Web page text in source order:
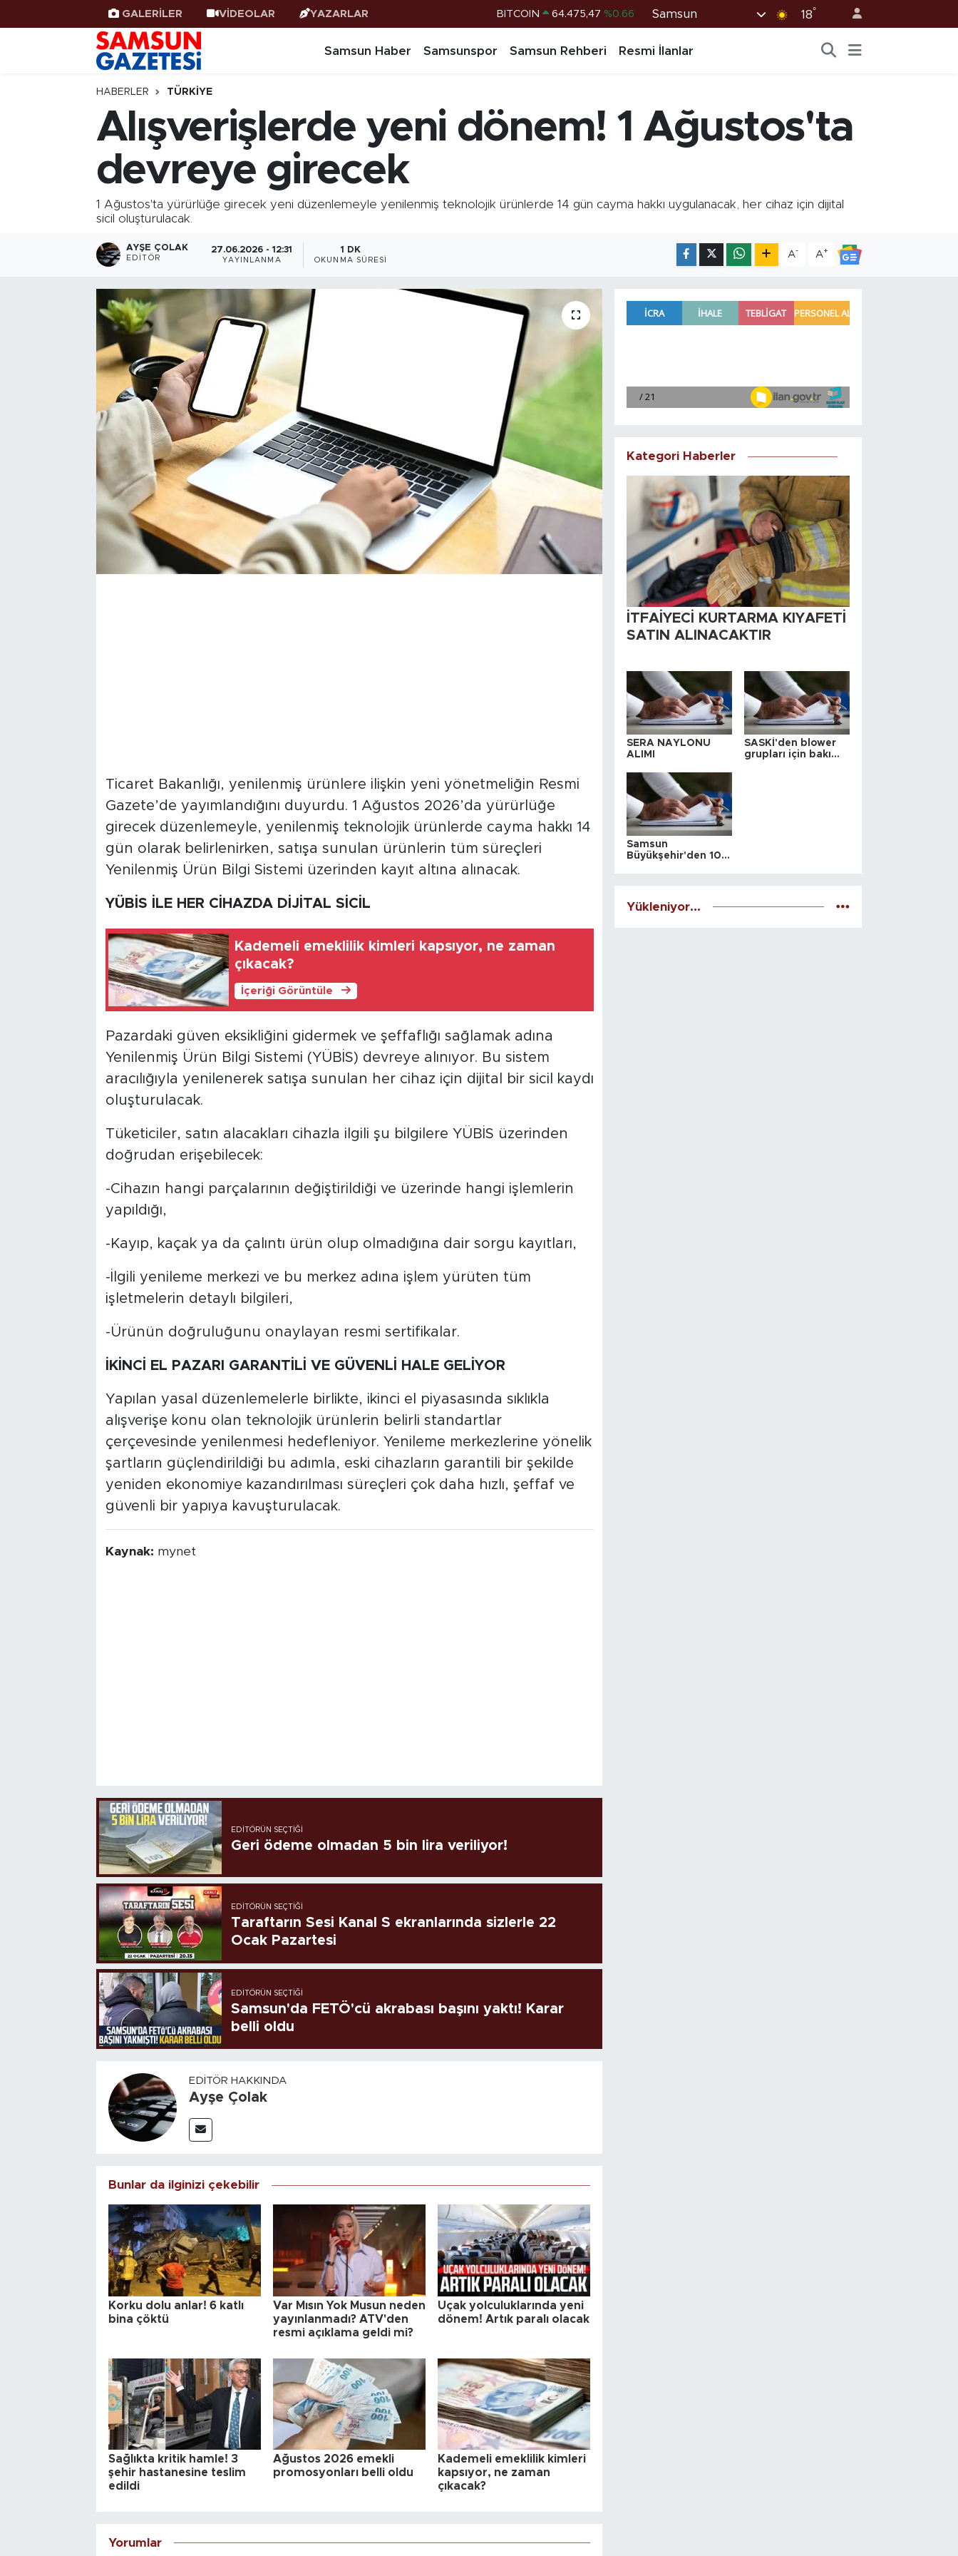
GALERİLER VİDEOLAR YAZARLAR DOLAR 47,5971 %0.05
BİST100 13.703 %0
BITCOIN 64.475,47 %0.66
Samsun 18°
Samsun Haber Samsunspor Samsun Rehberi Resmi İlanlar
HABERLER TÜRKIYE
Alışverişlerde yeni dönem! 1 Ağustos'ta
devreye girecek
1 Ağustos'ta yürürlüğe girecek yeni düzenlemeyle yenilenmiş teknolojik ürünlerde 14 gün cayma hakkı uygulanacak, her cihaz için dijital
sicil oluşturulacak.
AYŞE ÇOLAK
EDITÖR
27.06.2026 - 12:31
YAYINLANMA
1 DK
OKUNMA SÜRESI
A- A+
Ticaret Bakanlığı, yenilenmiş ürünlere ilişkin yeni yönetmeliğin Resmi
Gazete’de yayımlandığını duyurdu. 1 Ağustos 2026’da yürürlüğe
girecek düzenlemeyle, yenilenmiş teknolojik ürünlerde cayma hakkı 14
gün olarak belirlenirken, satışa sunulan ürünlerin tüm süreçleri
Yenilenmiş Ürün Bilgi Sistemi üzerinden kayıt altına alınacak.
YÜBİS İLE HER CİHAZDA DİJİTAL SİCİL
Kademeli emeklilik kimleri kapsıyor, ne zaman
çıkacak?
İçeriği Görüntüle
Pazardaki güven eksikliğini gidermek ve şeffaflığı sağlamak adına
Yenilenmiş Ürün Bilgi Sistemi (YÜBİS) devreye alınıyor. Bu sistem
aracılığıyla yenilenerek satışa sunulan her cihaz için dijital bir sicil kaydı
oluşturulacak.
Tüketiciler, satın alacakları cihazla ilgili şu bilgilere YÜBİS üzerinden
doğrudan erişebilecek:
-Cihazın hangi parçalarının değiştirildiği ve üzerinde hangi işlemlerin
yapıldığı,
-Kayıp, kaçak ya da çalıntı ürün olup olmadığına dair sorgu kayıtları,
-İlgili yenileme merkezi ve bu merkez adına işlem yürüten tüm
işletmelerin detaylı bilgileri,
-Ürünün doğruluğunu onaylayan resmi sertifikalar.
İKİNCİ EL PAZARI GARANTİLİ VE GÜVENLİ HALE GELİYOR
Yapılan yasal düzenlemelerle birlikte, ikinci el piyasasında sıklıkla
alışverişe konu olan teknolojik ürünlerin belirli standartlar
çerçevesinde yenilenmesi hedefleniyor. Yenileme merkezlerine yönelik
şartların güçlendirildiği bu adımla, eski cihazların garantili bir şekilde
yeniden ekonomiye kazandırılması süreçleri çok daha hızlı, şeffaf ve
güvenli bir yapıya kavuşturulacak.
Kaynak: mynet
EDITÖRÜN SEÇTIĞI
Geri ödeme olmadan 5 bin lira veriliyor!
EDITÖRÜN SEÇTIĞI
Taraftarın Sesi Kanal S ekranlarında sizlerle 22
Ocak Pazartesi
EDITÖRÜN SEÇTIĞI
Samsun'da FETÖ'cü akrabası başını yaktı! Karar
belli oldu
EDITÖR HAKKINDA
Ayşe Çolak
Bunlar da ilginizi çekebilir
Korku dolu anlar! 6 katlı
bina çöktü
Var Mısın Yok Musun neden
yayınlanmadı? ATV'den
resmi açıklama geldi mi?
Uçak yolculuklarında yeni
dönem! Artık paralı olacak
Sağlıkta kritik hamle! 3
şehir hastanesine teslim
edildi
Ağustos 2026 emekli
promosyonları belli oldu
Kademeli emeklilik kimleri
kapsıyor, ne zaman
çıkacak?
Yorumlar
Kategori Haberler
İTFAİYECİ KURTARMA KIYAFETİ
SATIN ALINACAKTIR
SERA NAYLONU
ALIMI
SASKİ'den blower
grupları için bakım
Samsun
Büyükşehir'den 10
Yükleniyor...
Samsun Haber
Samsunspor
Samsun Rehberi
Resmi İlanlar
Samsun Nöbetçi Eczaneler
Samsun Hava Durumu
SAMSUN Namaz Vakitleri
Samsun Trafik Yoğunluk Haritası
Süper Lig Puan Durumu ve Fikstür
Haber Arşivi